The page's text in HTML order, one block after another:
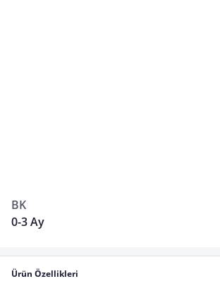
BK
0-3 Ay
Ürün Özellikleri